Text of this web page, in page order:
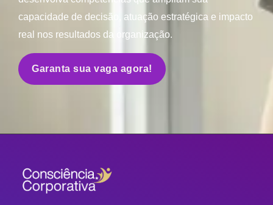
capacidade de decisão, atuação estratégica e impacto
real nos resultados da organização.
Garanta sua vaga agora!